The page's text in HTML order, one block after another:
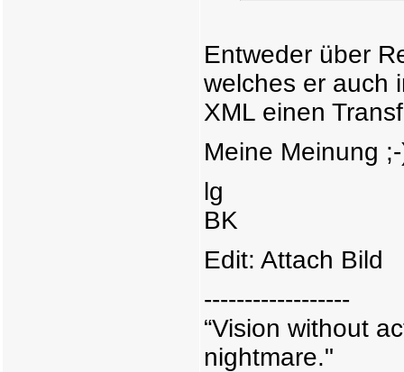
Entweder über
welches er auch
XML einen
Meine Meinung
lg
BK
Edit: Attach Bild
------------------
“Vision without
nightmare."